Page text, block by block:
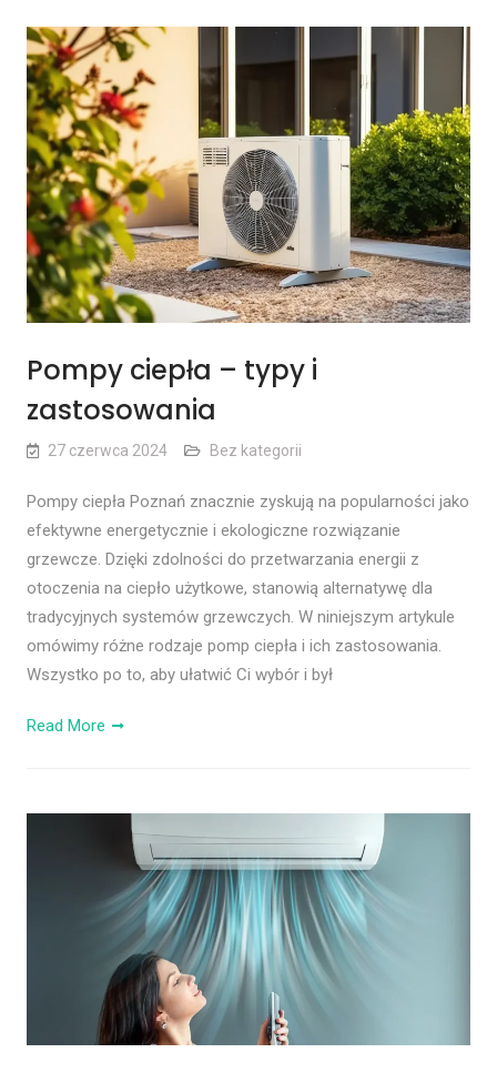
Pompy ciepła – typy i
zastosowania
27 czerwca 2024 Bez kategorii
Pompy ciepła Poznań znacznie zyskują na popularności jako
efektywne energetycznie i ekologiczne rozwiązanie
grzewcze. Dzięki zdolności do przetwarzania energii z
otoczenia na ciepło użytkowe, stanowią alternatywę dla
tradycyjnych systemów grzewczych. W niniejszym artykule
omówimy różne rodzaje pomp ciepła i ich zastosowania.
Wszystko po to, aby ułatwić Ci wybór i był
Read More